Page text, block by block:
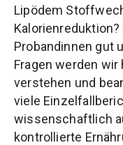
Lipödem
Probandinnen gut
Fragen werden
verstehen und
viele
wissenschaftlich
kontrollierte